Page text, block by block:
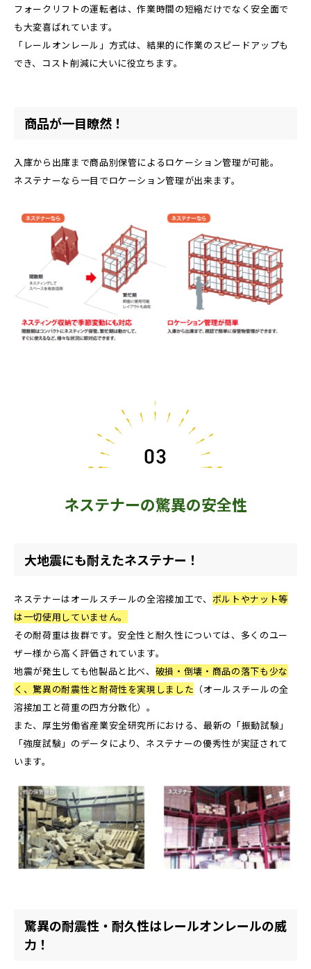
フォークリフトの運転者は、作業時間の短縮だけでなく安全面で
も大変喜ばれています。
「レールオンレール」方式は、結果的に作業のスピードアップも
でき、コスト削減に大いに役立ちます。
商品が一目瞭然！
入庫から出庫まで商品別保管によるロケーション管理が可能。
ネステナーなら一目でロケーション管理が出来ます。
ネステナーの驚異の安全性
大地震にも耐えたネステナー！
ネステナーはオールスチールの全溶接加工で、 ボルトやナット等
は一切使用していません。
その耐荷重は抜群です。安全性と耐久性については、多くのユー
ザー様から高く評価されています。
地震が発生しても他製品と比べ、 破損・倒壊・商品の落下も少な
く、驚異の耐震性と耐荷性を実現しました （オールスチールの全
溶接加工と荷重の四方分散化）。
また、厚生労働省産業安全研究所における、最新の「振動試験」
「強度試験」のデータにより、ネステナーの優秀性が実証されて
います。
驚異の耐震性・耐久性はレールオンレールの威
力！